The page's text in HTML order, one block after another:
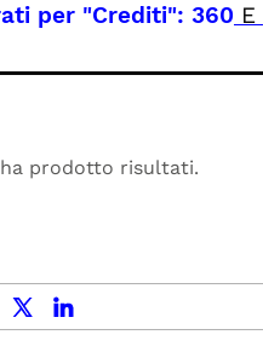
per "Crediti": 360 E
prodotto risultati.
x.com linkedin